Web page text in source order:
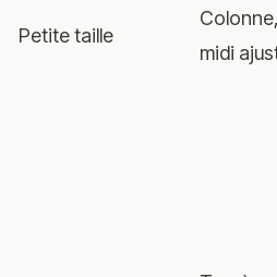
Petite taille
Colonne,
midi